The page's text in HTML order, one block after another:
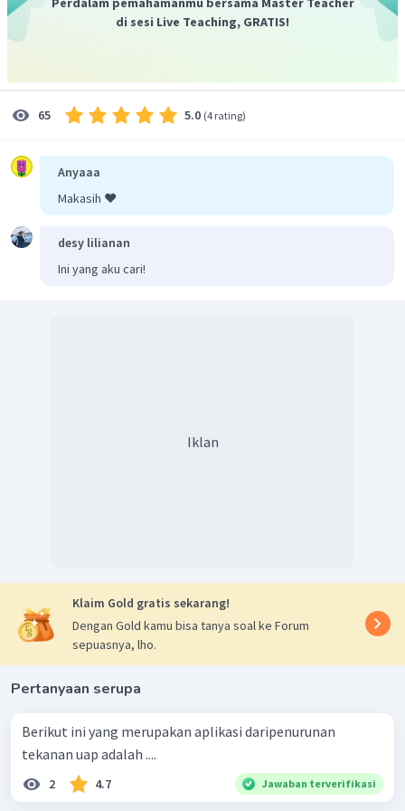
uap pelarut menurun disebabkan karena konsentrasi
tekanan uap yaitu laut mati, proses pembuatan
benzena dan kolam apung.
di sesi Live Teaching, GRATIS!
65 5.0 (4 rating)
Anyaaa
Makasih ❤️
desy lilianan
Ini yang aku cari!
Iklan
Klaim Gold gratis sekarang!
Dengan Gold kamu bisa tanya soal ke Forum
sepuasnya, lho.
Pertanyaan serupa
Berikut ini yang merupakan aplikasi daripenurunan
tekanan uap adalah ....
2 4.7 Jawaban terverifikasi